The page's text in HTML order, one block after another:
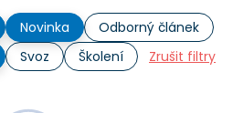
Novinka
Odborný článek
Svoz Školení Zrušit filtry